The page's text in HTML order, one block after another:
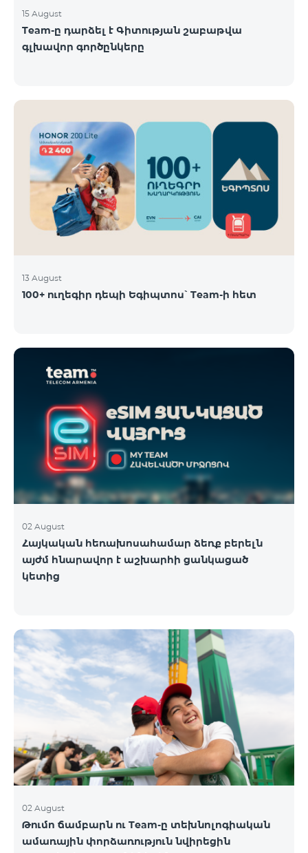
15 August
Team-ը դարձել է Գիտության շաբաթվա
գլխավոր գործընկերը
13 August
100+ ուղեգիր դեպի Եգիպտոս՝ Team-ի հետ
02 August
Հայկական հեռախոսահամար ձեռք բերելն
այժմ հնարավոր է աշխարհի ցանկացած
կետից
02 August
Թումո ճամբարն ու Team-ը տեխնոլոգիական
ամառային փորձառություն նվիրեցին